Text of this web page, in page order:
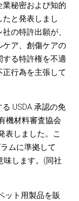
秘密および知的
と発表しまし
の特許出願が、
ケア、創傷ケアの
る特許権を不適
行為を主張して
USDA 承認の免
機材料審査協会
表しました。こ
ムに準拠して
味します。(同社
ット用製品を販